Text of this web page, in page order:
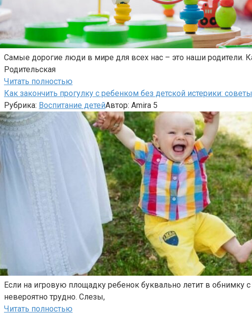
Самые дорогие люди в мире для всех нас – это наши родители.
Родительская
Читать полностью
Как закончить прогулку с ребенком без детской истерики:
Рубрика: Воспитание детейАвтор: Amira 5
Если на игровую площадку ребенок буквально летит в обнимку
невероятно трудно. Слезы,
Читать полностью